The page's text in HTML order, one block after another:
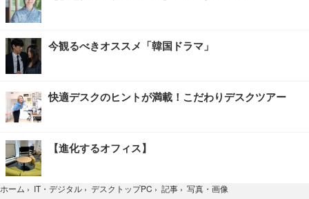
今観るべきオススメ「韓国ドラマ」
快適デスクのヒントが満載！こだわりデスクツアー
【進化するオフィス】
ホーム › IT・デジタル › デスクトップPC › 記事 › 写真・画像